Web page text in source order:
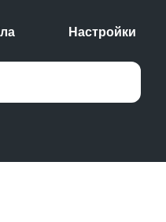
Настройки